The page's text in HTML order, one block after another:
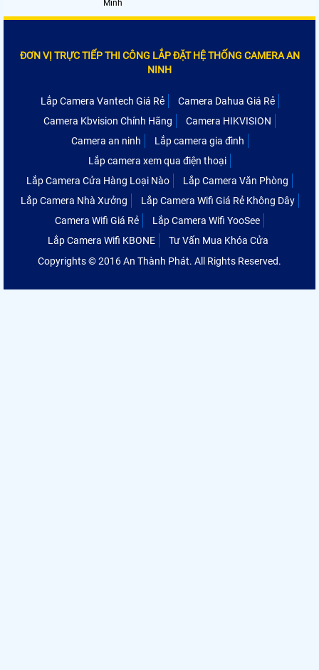
Minh
ĐƠN VỊ TRỰC TIẾP THI CÔNG LẮP ĐẶT HỆ THỐNG CAMERA AN
NINH
Lắp Camera Vantech Giá Rẻ
Camera Dahua Giá Rẻ
Camera Kbvision Chính Hãng
Camera HIKVISION
Camera an ninh
Lắp camera gia đình
Lắp camera xem qua điện thoại
Lắp Camera Cửa Hàng Loại Nào
Lắp Camera Văn Phòng
Lắp Camera Nhà Xưởng
Lắp Camera Wifi Giá Rẻ Không Dây
Camera Wifi Giá Rẻ
Lắp Camera Wifi YooSee
Lắp Camera Wifi KBONE
Tư Vấn Mua Khóa Cửa
Copyrights © 2016 An Thành Phát. All Rights Reserved.